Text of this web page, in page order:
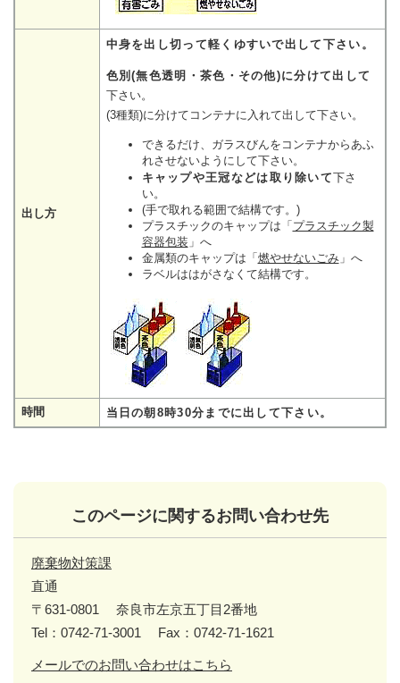
出し方
中身を出し切って軽くゆすいで出して下さい。
色別(無色透明・茶色・その他)に分けて出して
下さい。
(3種類)に分けてコンテナに入れて出して下さい。
できるだけ、ガラスびんをコンテナからあふ
れさせないようにして下さい。
キャップや王冠などは取り除いて下さ
い。
(手で取れる範囲で結構です。)
プラスチックのキャップは「プラスチック製
容器包装 」へ
金属類のキャップは「燃やせないごみ」へ
ラベルははがさなくて結構です。
時間 当日の朝8時30分までに出して下さい。
このページに関するお問い合わせ先
廃棄物対策課
直通
〒631-0801
奈良市左京五丁目2番地
Tel：0742-71-3001
Fax：0742-71-1621
メールでのお問い合わせはこちら